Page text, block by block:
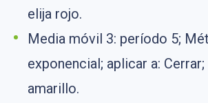
elija rojo.
Media móvil 3: período 5;
exponencial; aplicar a:
amarillo.